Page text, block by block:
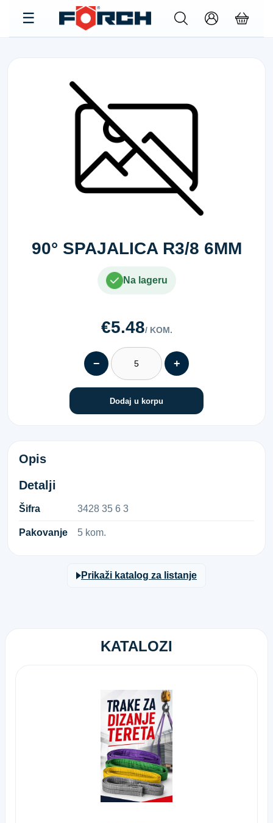
90° SPAJALICA R3/8 6MM
Na lageru
€5.48/ KOM.
− +
Dodaj u korpu
90° SPAJALICA R3/8 6MM
Opis
Detalji
Šifra 3​4​2​8​ ​3​5​ ​6​ ​3​
Pakovanje 5 kom.
Prikaži katalog za listanje
KATALOZI